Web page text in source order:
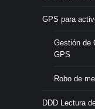
GPS para
Gestión de
GPS
Robo de
DDD Lectura